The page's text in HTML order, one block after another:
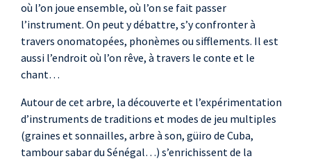
où l’on joue ensemble, où l’on se fait passer
l’instrument. On peut y débattre, s’y confronter à
travers onomatopées, phonèmes ou sifflements. Il est
aussi l’endroit où l’on rêve, à travers le conte et le
chant…
Autour de cet arbre, la découverte et l’expérimentation
d’instruments de traditions et modes de jeu multiples
(graines et sonnailles, arbre à son, güiro de Cuba,
tambour sabar du Sénégal…) s’enrichissent de la